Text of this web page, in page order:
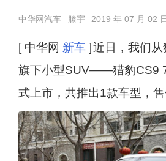
中华网汽车 滕宇 2019 年 07 月 02
[ 中华网 新车] 近日，我们从
旗下小型SUV——猎豹CS9
式上市，共推出1款车型，售